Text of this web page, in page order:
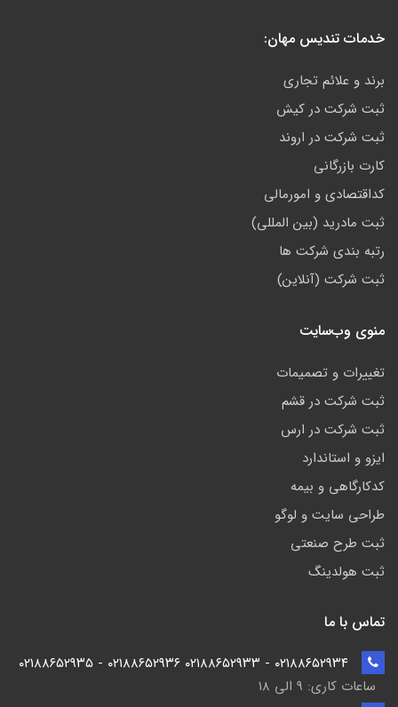
خدمات تندیس مهان:
برند و علائم تجاری
ثبت شرکت در کیش
ثبت شرکت در اروند
کارت بازرگانی
کداقتصادی و امورمالی
ثبت مادرید (بین المللی)
رتبه بندی شرکت ها
ثبت شرکت (آنلاین)
منوی وب‌سایت
تغییرات و تصمیمات
ثبت شرکت در قشم
ثبت شرکت در ارس
ایزو و استاندارد
کدکارگاهی و بیمه
طراحی سایت و لوگو
ثبت طرح صنعتی
ثبت هولدینگ
تماس با ما
ساعات کاری: ۹ الی ۱۸